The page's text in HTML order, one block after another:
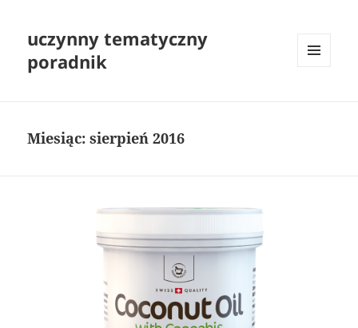
uczynny tematyczny
poradnik
Miesiąc:sierpień 2016